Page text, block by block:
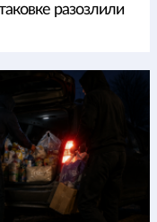
разозлили